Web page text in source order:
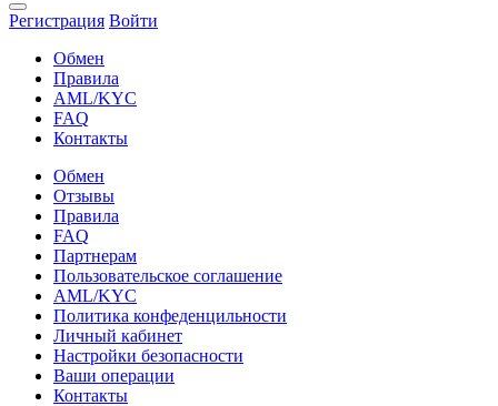
Регистрация Войти
Обмен
Правила
AML/KYC
FAQ
Контакты
Обмен
Отзывы
Правила
FAQ
Партнерам
Пользовательское соглашение
AML/KYC
Политика конфеденцильности
Личный кабинет
Настройки безопасности
Ваши операции
Контакты